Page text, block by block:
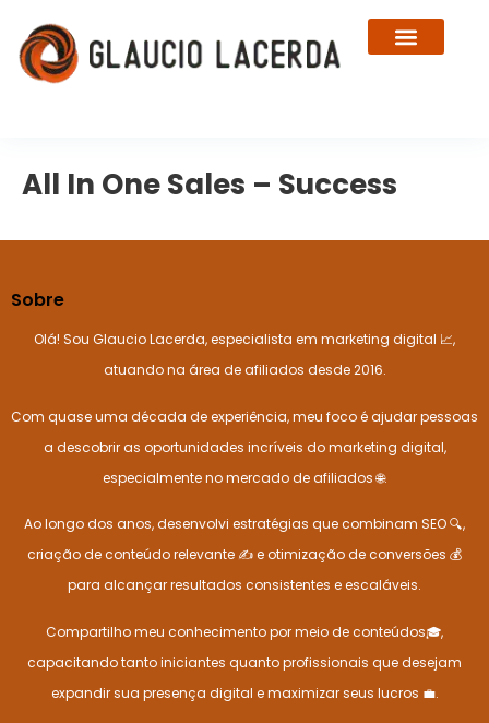
All In One Sales – Success
Sobre
Olá! Sou Glaucio Lacerda, especialista em marketing digital 📈,
atuando na área de afiliados desde 2016.
Com quase uma década de experiência, meu foco é ajudar pessoas
a descobrir as oportunidades incríveis do marketing digital,
especialmente no mercado de afiliados 🌐.
Ao longo dos anos, desenvolvi estratégias que combinam SEO 🔍,
criação de conteúdo relevante ✍️ e otimização de conversões 💰
para alcançar resultados consistentes e escaláveis.
Compartilho meu conhecimento por meio de conteúdos🎓,
capacitando tanto iniciantes quanto profissionais que desejam
expandir sua presença digital e maximizar seus lucros 💼.